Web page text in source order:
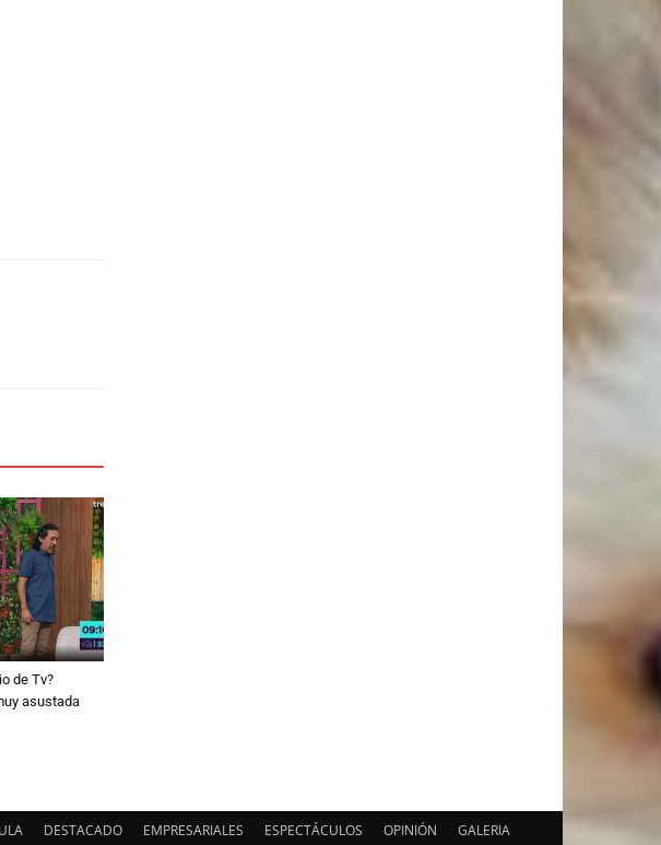
de Tv?
asustada
DESTACADO EMPRESARIALES ESPECTÁCULOS OPINIÓN GALERIA